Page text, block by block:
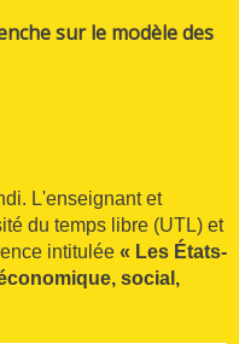
sur le modèle des
L'enseignant et
du temps libre (UTL) et
intitulée « Les États-
social,